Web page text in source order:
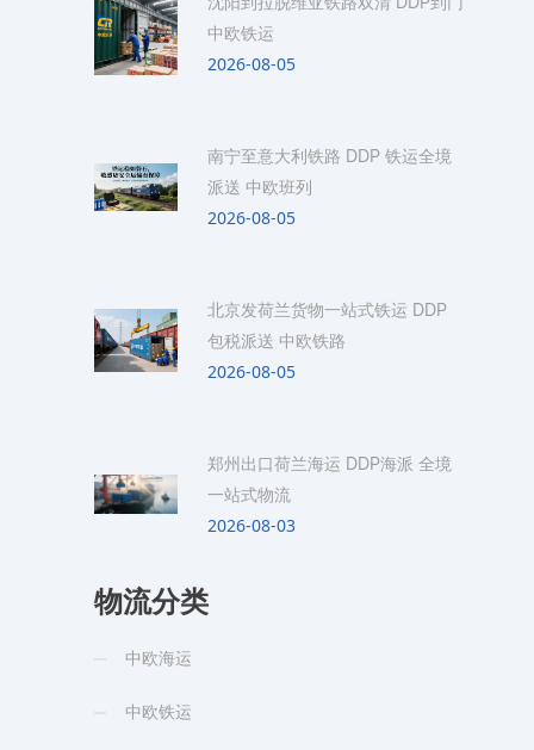
中欧铁运
2026-08-05
南宁至意大利铁路 DDP 铁运全境
派送 中欧班列
2026-08-05
北京发荷兰货物一站式铁运 DDP
包税派送 中欧铁路
2026-08-05
郑州出口荷兰海运 DDP海派 全境
一站式物流
2026-08-03
物流分类
中欧海运
中欧铁运